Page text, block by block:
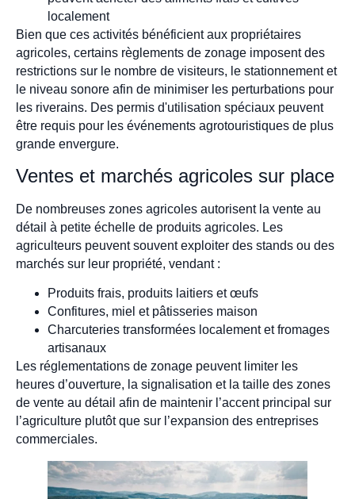
localement
Bien que ces activités bénéficient aux propriétaires
agricoles, certains règlements de zonage imposent des
restrictions sur le nombre de visiteurs, le stationnement et
le niveau sonore afin de minimiser les perturbations pour
les riverains. Des permis d'utilisation spéciaux peuvent
être requis pour les événements agrotouristiques de plus
grande envergure.
Ventes et marchés agricoles sur place
De nombreuses zones agricoles autorisent la vente au
détail à petite échelle de produits agricoles. Les
agriculteurs peuvent souvent exploiter des stands ou des
marchés sur leur propriété, vendant :
Produits frais, produits laitiers et œufs
Confitures, miel et pâtisseries maison
Charcuteries transformées localement et fromages
artisanaux
Les réglementations de zonage peuvent limiter les
heures d’ouverture, la signalisation et la taille des zones
de vente au détail afin de maintenir l’accent principal sur
l’agriculture plutôt que sur l’expansion des entreprises
commerciales.